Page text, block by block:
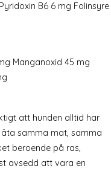
B6 6 mg Folinsyre
Manganoxid 45 mg
att hunden alltid har
samma mat, samma
beroende på ras,
avsedd att vara en